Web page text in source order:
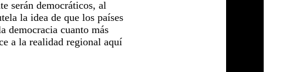
serán democráticos, al
la idea de que los países
democracia cuanto más
a la realidad regional aquí